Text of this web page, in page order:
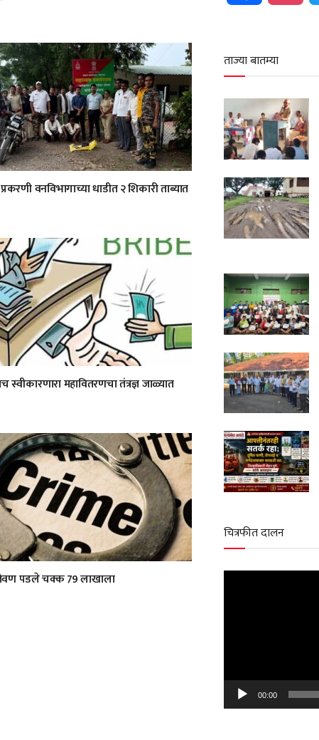
वनविभागाच्या धाडीत २ शिकारी ताब्यात
स्वीकारणारा महावितरणचा तंत्रज्ञ जाळ्यात
पडले चक्क 79 लाखाला
ताज्या बातम्या
चित्रफीत दालन
00:00